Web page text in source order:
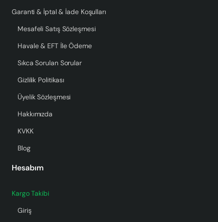
Garanti & İptal & İade Koşulları
Mesafeli Satış Sözleşmesi
Havale & EFT İle Ödeme
Sıkca Sorulan Sorular
Gizlilik Politikası
Üyelik Sözleşmesi
Hakkımızda
KVKK
Blog
Hesabım
Kargo Takibi
Giriş